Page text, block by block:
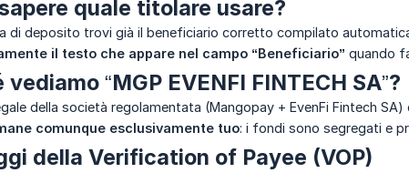
quale titolare usare?
di deposito trovi già il beneficiario corretto compilato
il testo che appare nel campo “Beneficiario” quando
vediamo “MGP EVENFI FINTECH SA”?
della società regolamentata (Mangopay + EvenFi Fintech
comunque esclusivamente tuo: i fondi sono segregati e
della Verification of Payee (VOP)